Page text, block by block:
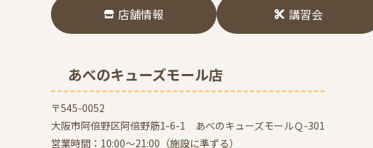
店舗情報 講習会
あべのキューズモール店
〒545-0052
大阪市阿倍野区阿倍野筋1-6-1 あべのキューズモールＱ-301
営業時間：10:00～21:00（施設に準ずる）